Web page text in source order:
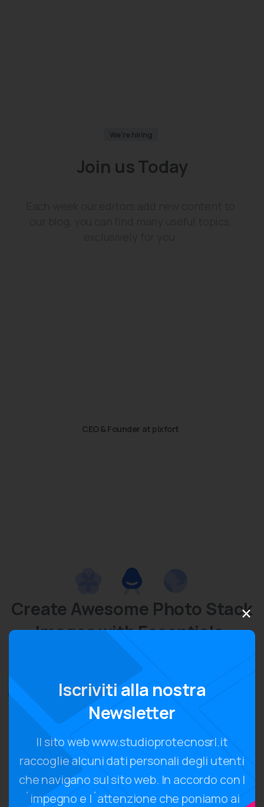
We're hiring
Join usToday
CEO & Founder at pixfort
Create Awesome Photo Stack
ImageswithEssentials.
We design and develop world-class websites
and applications, design better and spend less
time without restricting creative freedom.
+100
Team members
×
Iscrivitialla nostra
Newsletter
Il sito web www.studioprotecnosrl.it
raccoglie alcuni dati personali degli utenti
che navigano sul sito web. In accordo con l
´impegno e l´attenzione che poniamo ai